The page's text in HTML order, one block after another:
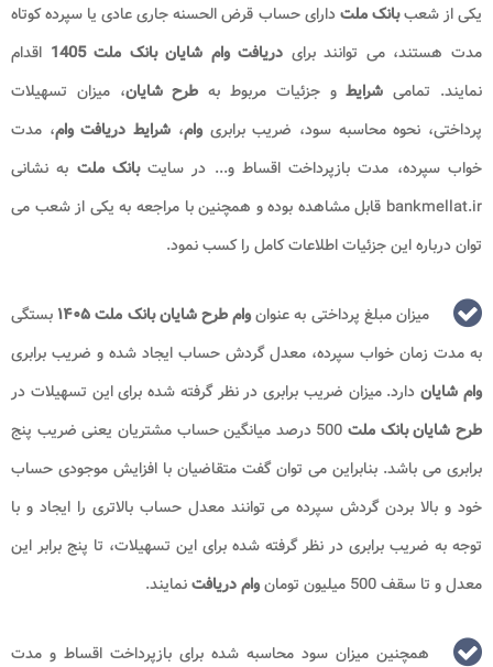
یکی از شعببانک ملتدارای حساب قرض الحسنه جاری عادی یا سپرده کوتاه
مدت هستند، می توانند برای دریافت وام شایان بانک ملت 1405
اقدام
نمایند. تمامی شرایطو جزئیات مربوط به طرح شایان، میزان تسهیلات
پرداختی، نحوه محاسبه سود، ضریب برابریوام، شرایط دریافت وام، مدت
خواب سپرده، مدت بازپرداخت اقساط و... در سایتبانک ملت به نشانی
bankmellat.ir قابل مشاهده بوده و همچنین با مراجعه به یکی از شعب می
توان درباره این جزئیات اطلاعات کامل را کسب نمود.
میزان مبلغ پرداختی به عنوانوام طرح شایان بانک ملت ۱۴۰۵
بستگی
به مدت زمان خواب سپرده، معدل گردش حساب ایجاد شده و ضریب برابری
وام شایان دارد. میزان ضریب برابری در نظر گرفته شده برای این تسهیلات در
طرح شایان بانک ملت
500 درصد میانگین حساب مشتریان یعنی ضریب پنج
برابری می باشد. بنابراین می توان گفت متقاضیان با افزایش موجودی حساب
خود و بالا بردن گردش سپرده می توانند معدل حساب بالاتری را ایجاد و با
توجه به ضریب برابری در نظر گرفته شده برای این تسهیلات، تا پنج برابر این
معدل و تا سقف 500 میلیون تومان
وام دریافتنمایند.
همچنین میزان سود محاسبه شده برای بازپرداخت اقساط و مدت